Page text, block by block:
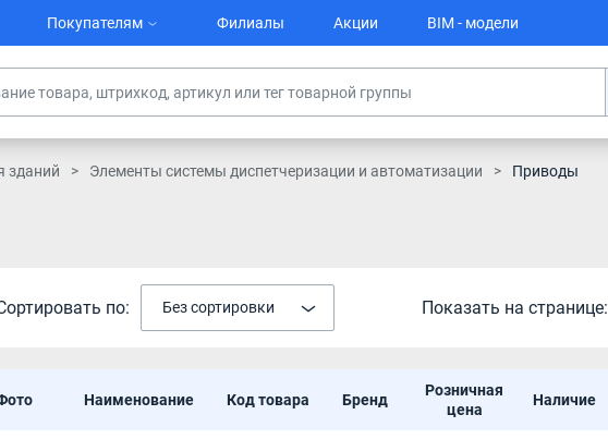
Покупателям Филиалы Акции BIM - модели
зданий Элементы системы диспетчеризации и автоматизации Приводы
по: Без сортировки Показать на странице:
Наименование Код товара Бренд
Розничная
цена
Наличие